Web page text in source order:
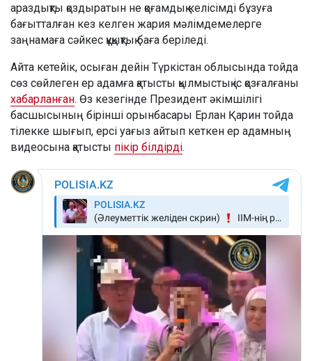
араздықты қоздыратын не қоғамдық келісімді бұзуға
бағытталған кез келген жария мәлімдемелерге
заңнамаға сәйкес құқықтық баға беріледі.
Айта кетейік, осыған дейін Түркістан облысында тойда
сөз сөйлеген ер адамға қатысты қылмыстық іс қозғалғаны
хабарланған. Өз кезегінде Президент әкімшілігі
басшысының бірінші орынбасары Ерлан Қарин тойда
тілекке шығып, ерсі уағыз айтып кеткен ер адамның
видеосына қатысты пікір білдірді.